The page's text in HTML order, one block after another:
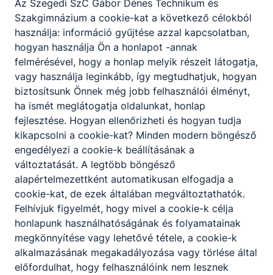
Az Szegedi SzC Gábor Dénes Technikum és
Szakgimnázium a cookie-kat a következő célokból
használja: információ gyűjtése azzal kapcsolatban,
hogyan használja Ön a honlapot -annak
felmérésével, hogy a honlap melyik részeit látogatja,
vagy használja leginkább, így megtudhatjuk, hogyan
biztosítsunk Önnek még jobb felhasználói élményt,
ha ismét meglátogatja oldalunkat, honlap
fejlesztése. Hogyan ellenőrizheti és hogyan tudja
kikapcsolni a cookie-kat? Minden modern böngésző
engedélyezi a cookie-k beállításának a
változtatását. A legtöbb böngésző
alapértelmezettként automatikusan elfogadja a
cookie-kat, de ezek általában megváltoztathatók.
Felhívjuk figyelmét, hogy mivel a cookie-k célja
honlapunk használhatóságának és folyamatainak
megkönnyítése vagy lehetővé tétele, a cookie-k
alkalmazásának megakadályozása vagy törlése által
előfordulhat, hogy felhasználóink nem lesznek